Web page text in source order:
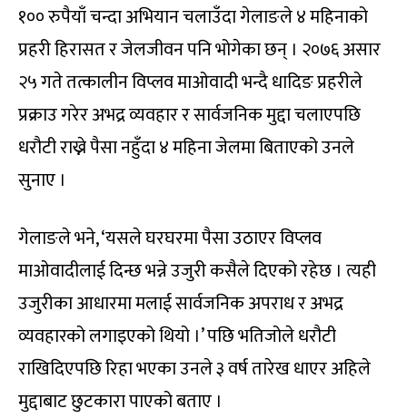
१०० रुपैयाँ चन्दा अभियान चलाउँदा गेलाङले ४ महिनाको
प्रहरी हिरासत र जेलजीवन पनि भोगेका छन् । २०७६ असार
२५ गते तत्कालीन विप्लव माओवादी भन्दै धादिङ प्रहरीले
प्रक्राउ गरेर अभद्र व्यवहार र सार्वजनिक मुद्दा चलाएपछि
धरौटी राख्ने पैसा नहुँदा ४ महिना जेलमा बिताएको उनले
सुनाए ।
गेलाङले भने, ‘यसले घरघरमा पैसा उठाएर विप्लव
माओवादीलाई दिन्छ भन्ने उजुरी कसैले दिएको रहेछ । त्यही
उजुरीका आधारमा मलाई सार्वजनिक अपराध र अभद्र
व्यवहारको लगाइएको थियो ।’ पछि भतिजोले धरौटी
राखिदिएपछि रिहा भएका उनले ३ वर्ष तारेख धाएर अहिले
मुद्दाबाट छुटकारा पाएको बताए ।